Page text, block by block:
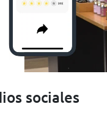
sociales